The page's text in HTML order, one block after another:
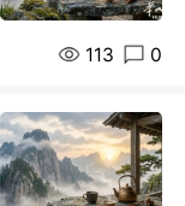
113 0